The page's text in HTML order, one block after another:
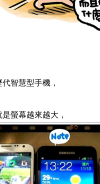
智慧型手機，
螢幕越來越大，